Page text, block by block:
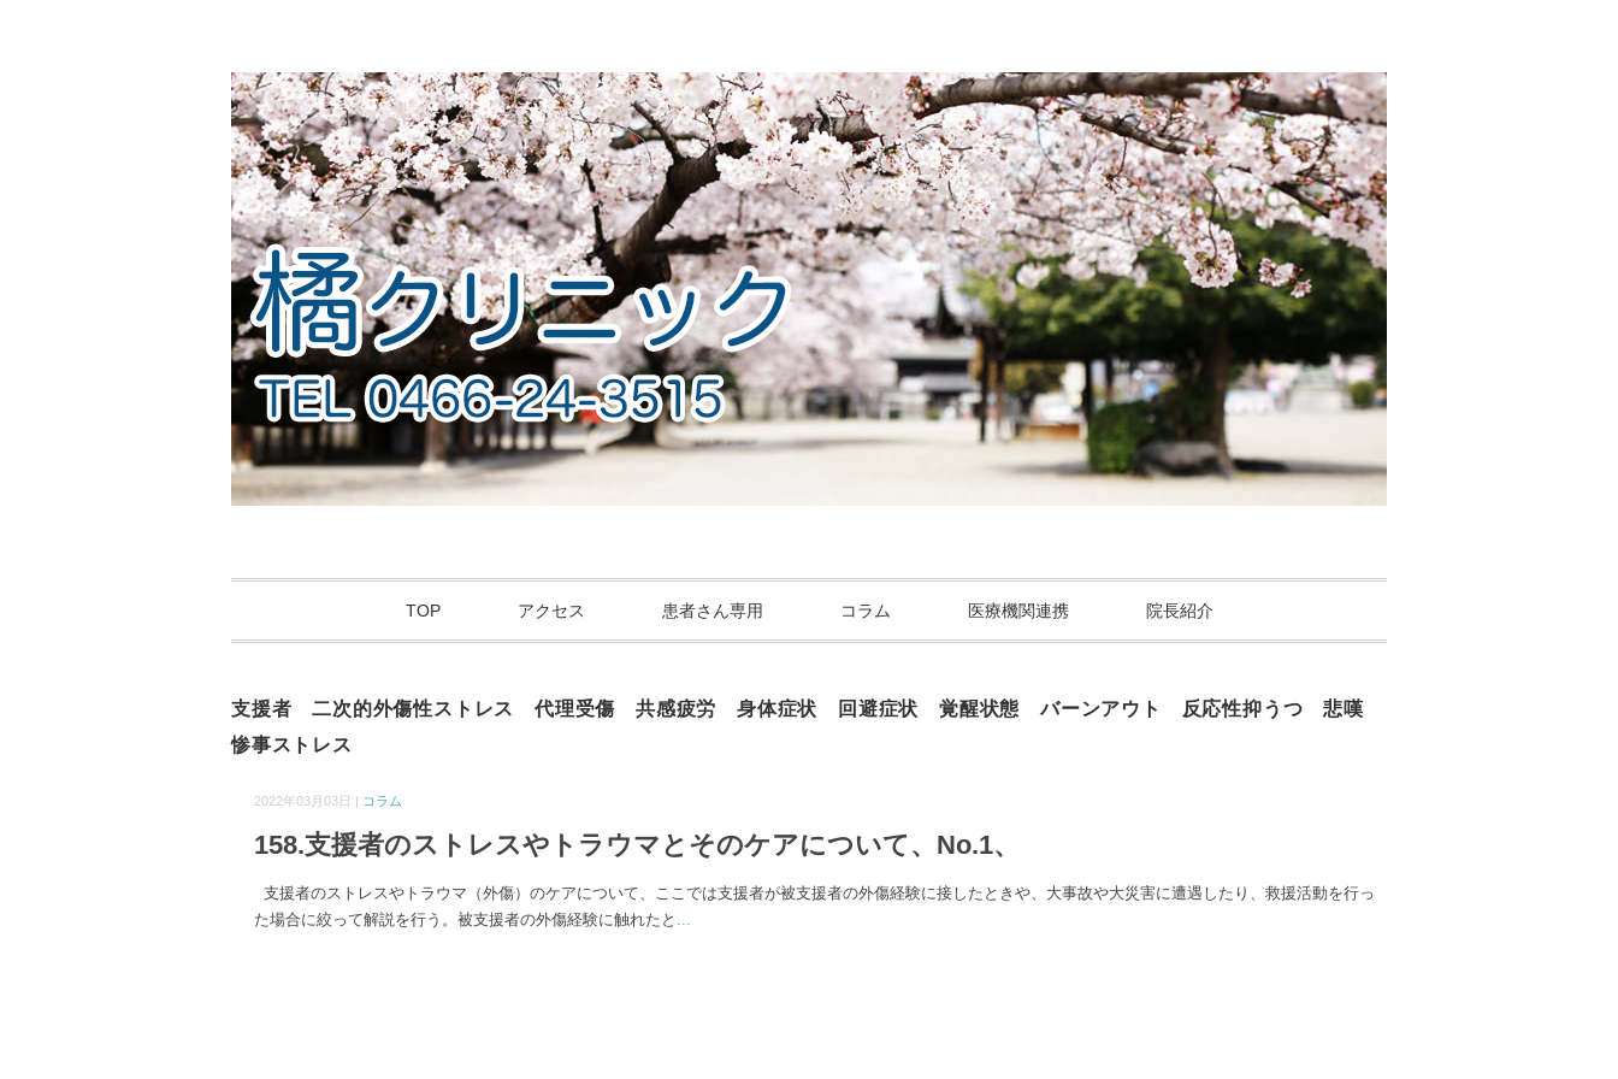
TOP アクセス 患者さん専用 コラム 医療機関連携 院長紹介
支援者 二次的外傷性ストレス 代理受傷 共感疲労 身体症状 回避症状 覚醒状態 バーンアウト 反応性抑うつ 悲嘆
惨事ストレス
2022年03月03日 | コラム
158.支援者のストレスやトラウマとそのケアについて、No.1、
支援者のストレスやトラウマ（外傷）のケアについて、ここでは支援者が被支援者の外傷経験に接したときや、大事故や大災害に遭遇したり、救援活動を行っ
た場合に絞って解説を行う。被支援者の外傷経験に触れたと ...